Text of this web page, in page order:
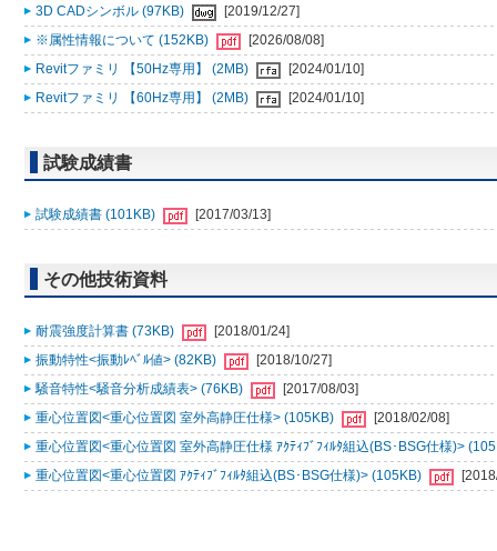
3D CADシンボル (97KB)
[2019/12/27]
※属性情報について (152KB)
[2026/08/08]
Revitファミリ 【50Hz専用】 (2MB)
[2024/01/10]
Revitファミリ 【60Hz専用】 (2MB)
[2024/01/10]
試験成績書
試験成績書 (101KB) [2017/03/13]
その他技術資料
耐震強度計算書 (73KB)
[2018/01/24]
振動特性<振動ﾚﾍﾞﾙ値> (82KB)
[2018/10/27]
騒音特性<騒音分析成績表> (76KB)
[2017/08/03]
重心位置図<重心位置図 室外高静圧仕様> (105KB)
[2018/02/08]
重心位置図<重心位置図 室外高静圧仕様 ｱｸﾃｨﾌﾞﾌｨﾙﾀ組込(BS･BSG仕様)>
重心位置図<重心位置図 ｱｸﾃｨﾌﾞﾌｨﾙﾀ組込(BS･BSG仕様)> (105KB)